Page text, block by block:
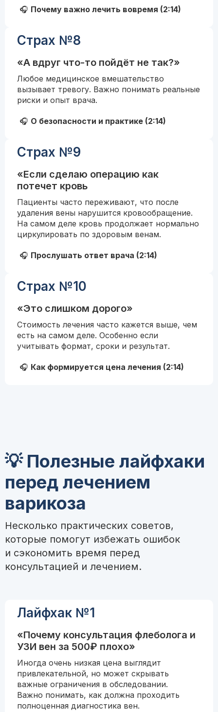
🎧 Почему важно лечить вовремя (2:14)
Страх №8
«А вдруг что-то пойдёт не так?»
Любое медицинское вмешательство
вызывает тревогу. Важно понимать реальные
риски и опыт врача.
🎧 О безопасности и практике (2:14)
Страх №9
«Если сделаю операцию как
потечет кровь
Пациенты часто переживают, что после
удаления вены нарушится кровообращение.
На самом деле кровь продолжает нормально
циркулировать по здоровым венам.
🎧 Прослушать ответ врача (2:14)
Страх №10
«Это слишком дорого»
Стоимость лечения часто кажется выше, чем
есть на самом деле. Особенно если
учитывать формат, сроки и результат.
🎧 Как формируется цена лечения (2:14)
💡 Полезные лайфхаки
перед лечением
варикоза
Несколько практических советов,
которые помогут избежать ошибок
и сэкономить время перед
консультацией и лечением.
Лайфхак №1
«Почему консультация флеболога и
УЗИ вен за 500₽ плохо»
Иногда очень низкая цена выглядит
привлекательной, но может скрывать
важные ограничения в обследовании.
Важно понимать, как должна проходить
полноценная диагностика вен.